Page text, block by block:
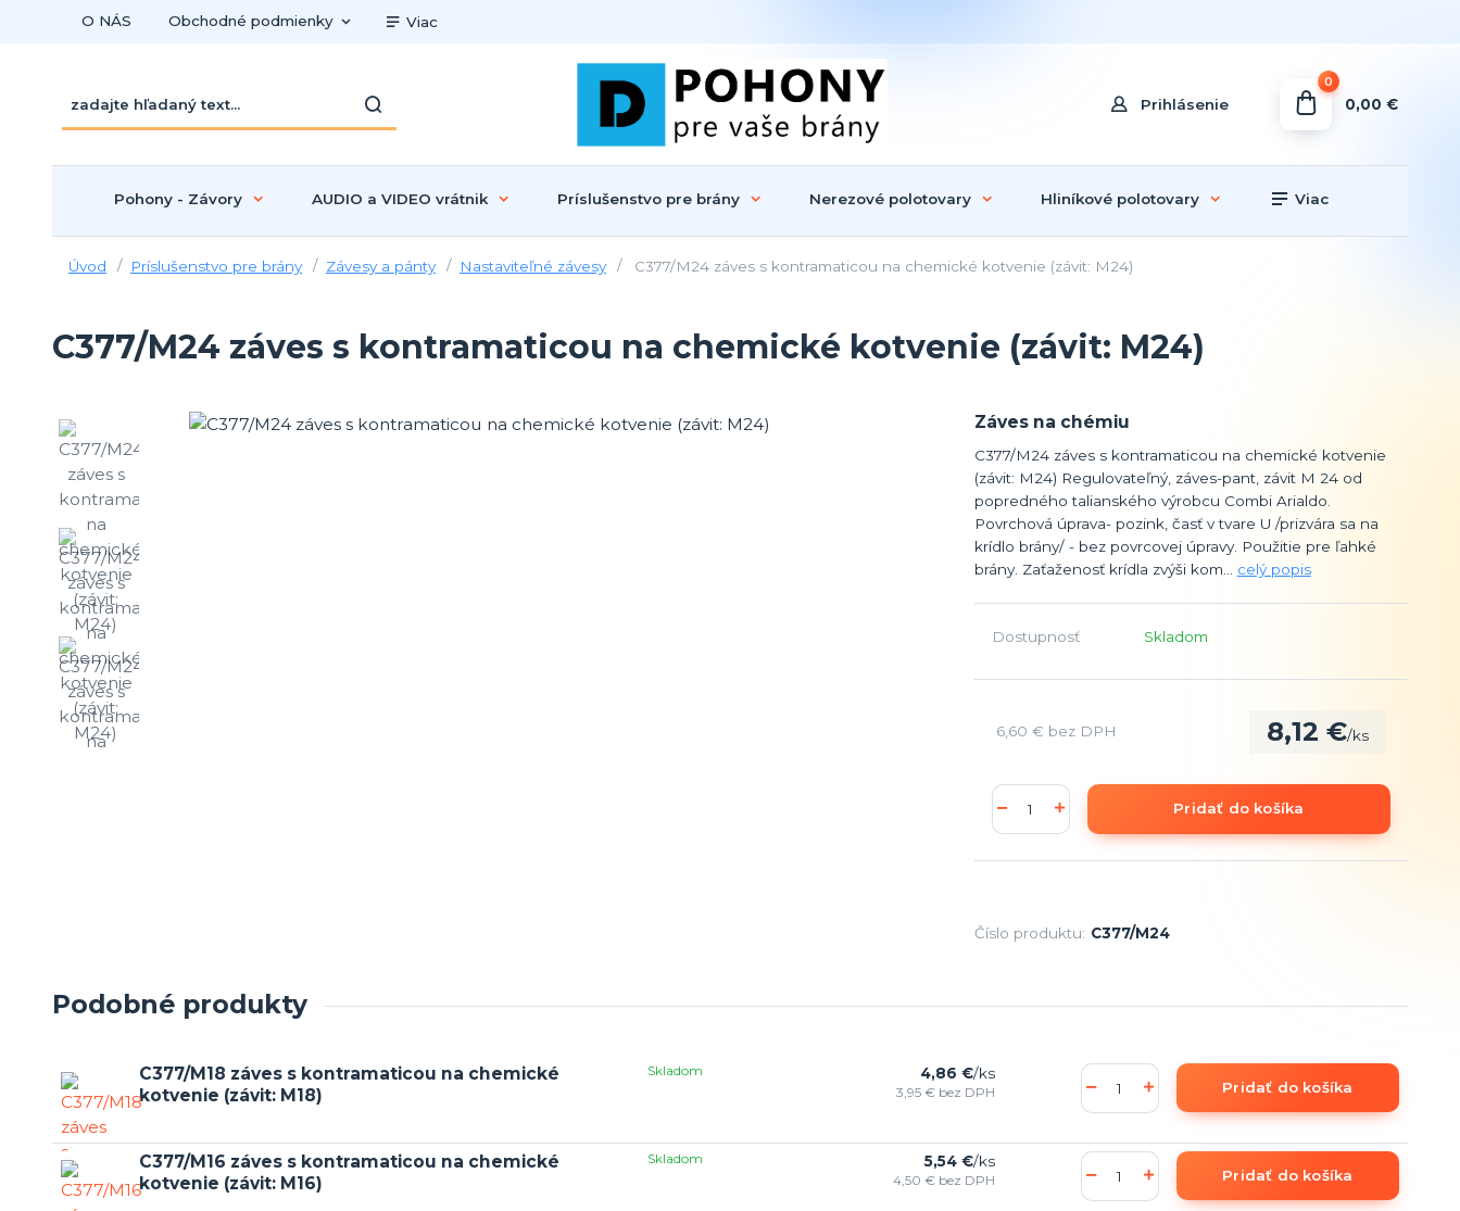
O NÁS Obchodné podmienky Viac
Prihlásenie
0
0,00 €
Pohony - Závory AUDIO a VIDEO vrátnik Príslušenstvo pre brány Nerezové polotovary Hliníkové polotovary Viac
Úvod Príslušenstvo pre brány Závesy a pánty Nastaviteľné závesy C377/M24 záves s kontramaticou na chemické kotvenie (závit: M24)
C377/M24 záves s kontramaticou na chemické kotvenie (závit: M24)
Záves na chémiu
C377/M24 záves s kontramaticou na chemické kotvenie
(závit: M24) Regulovateľný, záves-pant, závit M 24 od
popredného talianského výrobcu Combi Arialdo.
Povrchová úprava- pozink, časť v tvare U /prizvára sa na
krídlo brány/ - bez povrcovej úpravy. Použitie pre ľahké
brány. Zaťaženosť krídla zvýši kom... celý popis
Dostupnosť Skladom
8,12 €/ks
6,60 € bez DPH
Pridať do košíka
Číslo produktu: C377/M24
Podobné produkty
C377/M18 záves s kontramaticou na chemické
kotvenie (závit: M18)
4,86 €/ks
3,95 € bez DPH
Skladom
Pridať do košíka
C377/M16 záves s kontramaticou na chemické
kotvenie (závit: M16)
5,54 €/ks
4,50 € bez DPH
Skladom
Pridať do košíka